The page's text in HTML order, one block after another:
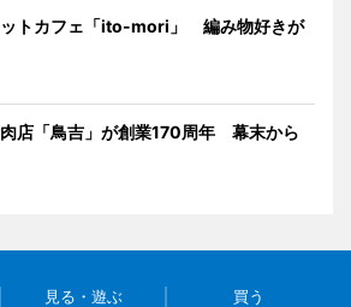
ットカフェ「ito-mori」 編み物好きが
店「鳥吉」が創業170周年 幕末から
見る・遊ぶ 買う